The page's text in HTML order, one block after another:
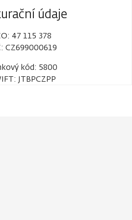
údaje
47 115 378
CZ699000619
kód: 5800
JTBPCZPP